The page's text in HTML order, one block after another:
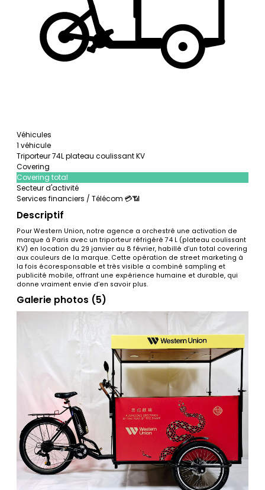
Véhicules
1 véhicule
Triporteur 74L plateau coulissant KV
Covering
Covering total
Secteur d'activité
Services financiers / Télécom 💳📶
Descriptif
Pour Western Union, notre agence a orchestré une activation de
marque à Paris avec un triporteur réfrigéré 74 L (plateau coulissant
KV) en location du 29 janvier au 8 février, habillé d’un total covering
aux couleurs de la marque. Cette opération de street marketing à
la fois écoresponsable et très visible a combiné sampling et
publicité mobile, offrant une expérience humaine et durable, qui
donne vraiment envie d’en savoir plus.
Galerie photos (5)